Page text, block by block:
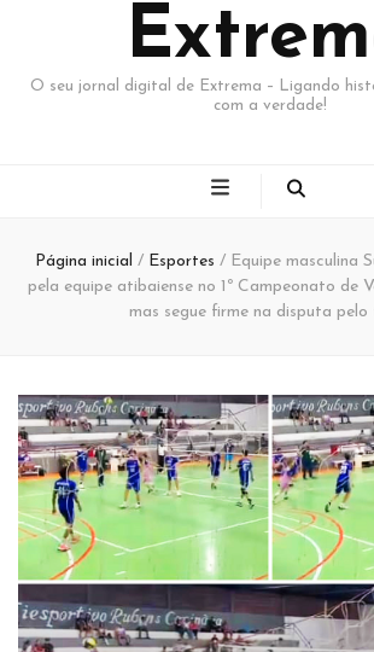
O seu jornal digital de Extrema – Ligando
com a verdade!
Página inicial / Esportes / Equipe masculina
pela equipe atibaiense no 1º Campeonato de
mas segue firme na disputa